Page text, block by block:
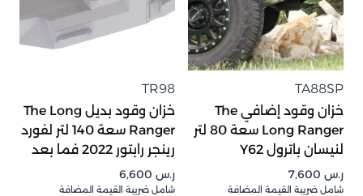
TA88SP
خزان وقود إضافي The
Long Ranger سعة 80 لتر
لنيسان باترول Y62
ر.س
شامل ضريبة القيمة المضافة
TR98
خزان وقود بديل The Long
Ranger سعة 140 لتر لفورد
رينجر رابتور 2022 فما بعد
ر.س
شامل ضريبة القيمة المضافة